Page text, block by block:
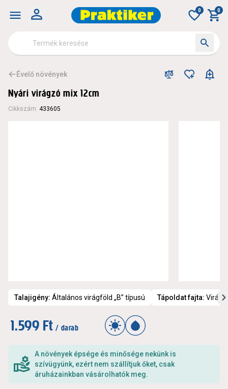
0 0
Évelő növények
Nyári virágzó mix 12cm
Cikkszám: 433605
Talajigény: Általános virágföld „B” típusú Tápoldat fajta:
1.599 Ft / darab
A növények épsége és minősége nekünk is
szívügyünk, ezért nem szállítjuk őket, csak
áruházainkban vásárolhatók meg.